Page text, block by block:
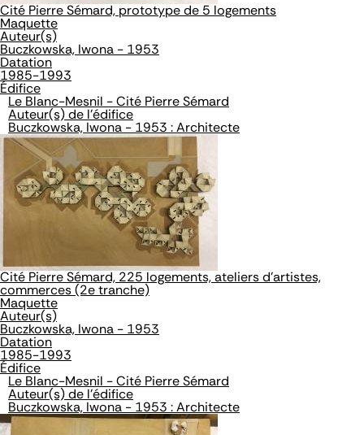
Cité Pierre Sémard, prototype de 5 logements
Maquette
Auteur(s)
Buczkowska, Iwona - 1953
Datation
1985-1993
Édifice
Le Blanc-Mesnil - Cité Pierre Sémard
Auteur(s) de l'édifice
Buczkowska, Iwona - 1953 : Architecte
Cité Pierre Sémard, 225 logements, ateliers d'artistes,
commerces (2e tranche)
Maquette
Auteur(s)
Buczkowska, Iwona - 1953
Datation
1985-1993
Édifice
Le Blanc-Mesnil - Cité Pierre Sémard
Auteur(s) de l'édifice
Buczkowska, Iwona - 1953 : Architecte